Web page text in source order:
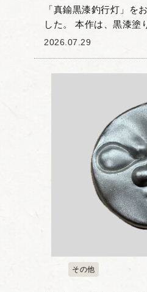
「真鍮黒漆釣行灯」を
した。 本作は、黒漆塗
に、細部に施された真
2026.07.29
その他